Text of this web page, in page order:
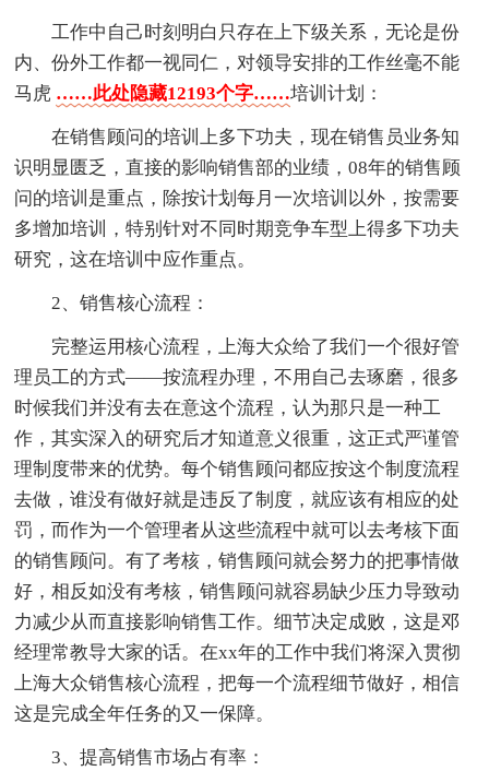
工作中自己时刻明白只存在上下级关系，无论是份
内、份外工作都一视同仁，对领导安排的工作丝毫不能
马虎 ……此处隐藏12193个字……培训计划：
在销售顾问的培训上多下功夫，现在销售员业务知
识明显匮乏，直接的影响销售部的业绩，08年的销售顾
问的培训是重点，除按计划每月一次培训以外，按需要
多增加培训，特别针对不同时期竞争车型上得多下功夫
研究，这在培训中应作重点。
2、销售核心流程：
完整运用核心流程，上海大众给了我们一个很好管
理员工的方式——按流程办理，不用自己去琢磨，很多
时候我们并没有去在意这个流程，认为那只是一种工
作，其实深入的研究后才知道意义很重，这正式严谨管
理制度带来的优势。每个销售顾问都应按这个制度流程
去做，谁没有做好就是违反了制度，就应该有相应的处
罚，而作为一个管理者从这些流程中就可以去考核下面
的销售顾问。有了考核，销售顾问就会努力的把事情做
好，相反如没有考核，销售顾问就容易缺少压力导致动
力减少从而直接影响销售工作。细节决定成败，这是邓
经理常教导大家的话。在xx年的工作中我们将深入贯彻
上海大众销售核心流程，把每一个流程细节做好，相信
这是完成全年任务的又一保障。
3、提高销售市场占有率：